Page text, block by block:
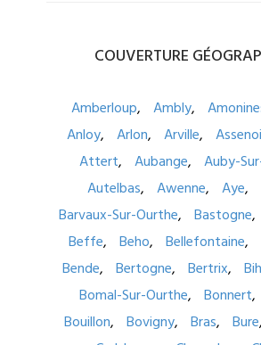
COUVERTURE
Amberloup Ambly
Anloy
Arlon Arville
Attert
Aubange
Auby-
Autelbas
Awenne Aye
Barvaux-Sur-Ourthe
Bastogne
Beffe
Beho Bellefontaine
Bende
Bertogne Bertrix
Bomal-Sur-Ourthe
Bonnert
Bouillon
Bovigny Bras Bure